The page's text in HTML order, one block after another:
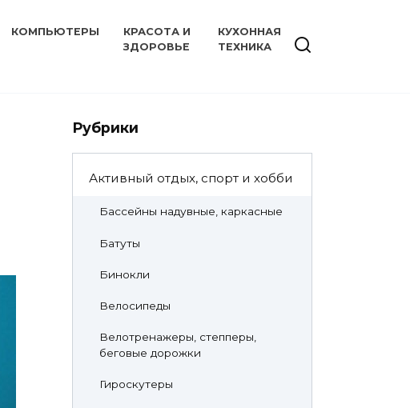
КОМПЬЮТЕРЫ
КРАСОТА И
ЗДОРОВЬЕ
КУХОННАЯ
ТЕХНИКА
Рубрики
Активный отдых, спорт и хобби
Бассейны надувные, каркасные
Батуты
Бинокли
Велосипеды
Велотренажеры, степперы,
беговые дорожки
Гироскутеры